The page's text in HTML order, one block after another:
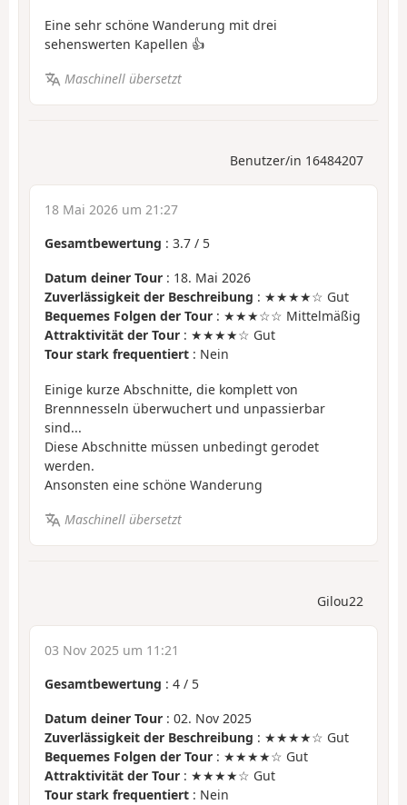
Eine sehr schöne Wanderung mit drei
sehenswerten Kapellen 👍
Maschinell übersetzt
Benutzer/in 16484207
18 Mai 2026 um 21:27
Gesamtbewertung : 3.7 / 5
Datum deiner Tour : 18. Mai 2026
Zuverlässigkeit der Beschreibung : ★★★★☆ Gut
Bequemes Folgen der Tour : ★★★☆☆ Mittelmäßig
Attraktivität der Tour : ★★★★☆ Gut
Tour stark frequentiert : Nein
Einige kurze Abschnitte, die komplett von
Brennnesseln überwuchert und unpassierbar
sind...
Diese Abschnitte müssen unbedingt gerodet
werden.
Ansonsten eine schöne Wanderung
Maschinell übersetzt
Gilou22
03 Nov 2025 um 11:21
Gesamtbewertung : 4 / 5
Datum deiner Tour : 02. Nov 2025
Zuverlässigkeit der Beschreibung : ★★★★☆ Gut
Bequemes Folgen der Tour : ★★★★☆ Gut
Attraktivität der Tour : ★★★★☆ Gut
Tour stark frequentiert : Nein